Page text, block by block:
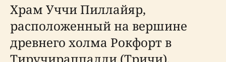
Храм Уччи Пиллайяр,
расположенный на вершине
древнего холма Рокфорт в
Тиручираппалли (Тричи),